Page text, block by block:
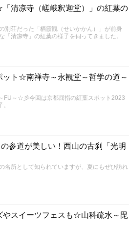
清凉寺（嵯峨釈迦堂）」の紅葉の
別荘だった「栖霞観（せいかかん）」が前身
清凉寺」の紅葉の様子を伺ってきました。
ット☆南禅寺～永観堂～哲学の道～
FU～☆彡今回は京都屈指の紅葉スポット2023
参道が美しい！西山の古刹「光明
名所として知られていますが、夏にもぜひ訪れ
やスイーツフェスも☆山科疏水～毘